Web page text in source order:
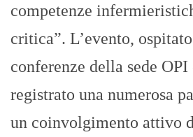
competenze
critica”. L’evento,
conferenze della sede
registrato una numerosa
un coinvolgimento attivo